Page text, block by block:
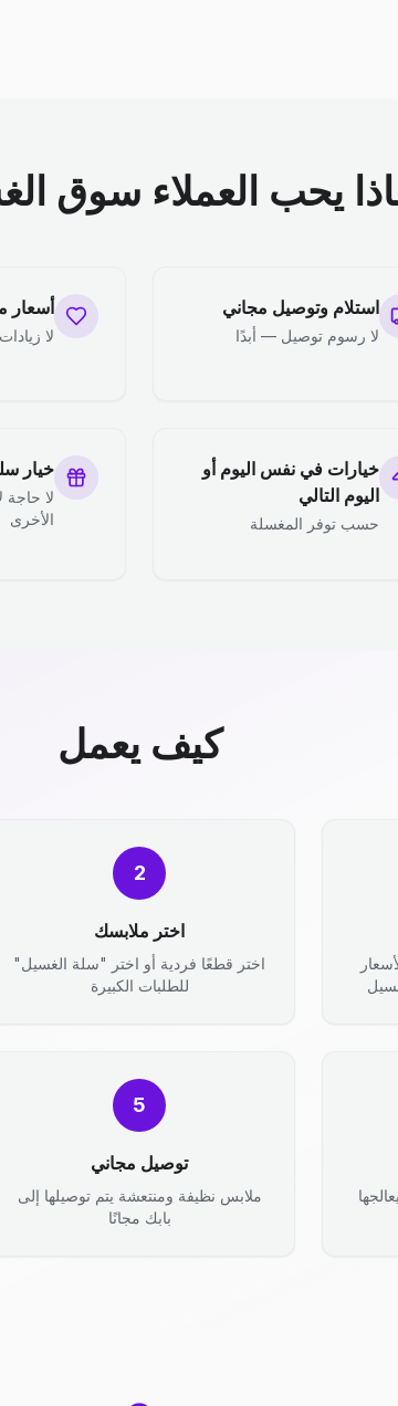
يحب العملاء سوق
استلام وتوصيل مجاني
لا رسوم توصيل — أبدًا
أسعار
لا
خيارات في نفس اليوم أو
اليوم التالي
حسب توفر المغسلة
خيار
لا حاجة
الأخرى
كيف يعمل
2
اختر ملابسك
اختر قطعًا فردية أو اختر "سلة الغسيل"
للطلبات الكبيرة
5
توصيل مجاني
ملابس نظيفة ومنتعشة يتم توصيلها إلى
بابك مجانًا